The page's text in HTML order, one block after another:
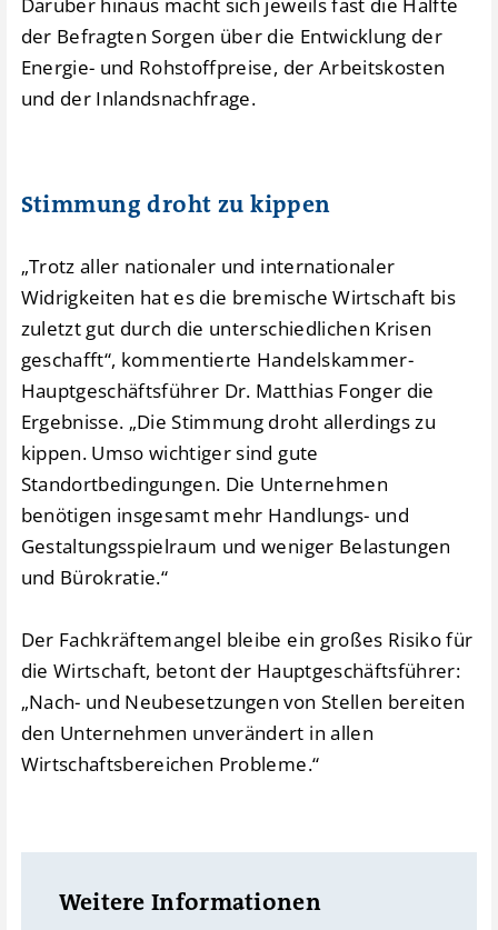
Darüber hinaus macht sich jeweils fast die Hälfte
der Befragten Sorgen über die Entwicklung der
Energie- und Rohstoffpreise, der Arbeitskosten
und der Inlandsnachfrage.
Stimmung droht zu kippen
„Trotz aller nationaler und internationaler
Widrigkeiten hat es die bremische Wirtschaft bis
zuletzt gut durch die unterschiedlichen Krisen
geschafft“, kommentierte Handelskammer-
Hauptgeschäftsführer Dr. Matthias Fonger die
Ergebnisse. „Die Stimmung droht allerdings zu
kippen. Umso wichtiger sind gute
Standortbedingungen. Die Unternehmen
benötigen insgesamt mehr Handlungs- und
Gestaltungsspielraum und weniger Belastungen
und Bürokratie.“
Der Fachkräftemangel bleibe ein großes Risiko für
die Wirtschaft, betont der Hauptgeschäftsführer:
„Nach- und Neubesetzungen von Stellen bereiten
den Unternehmen unverändert in allen
Wirtschaftsbereichen Probleme.“
Weitere Informationen